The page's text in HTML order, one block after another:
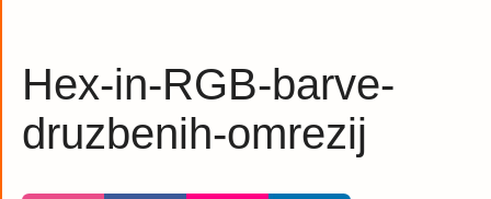
Spletna dostopnost
Hex-in-RGB-barve-
druzbenih-omrezij